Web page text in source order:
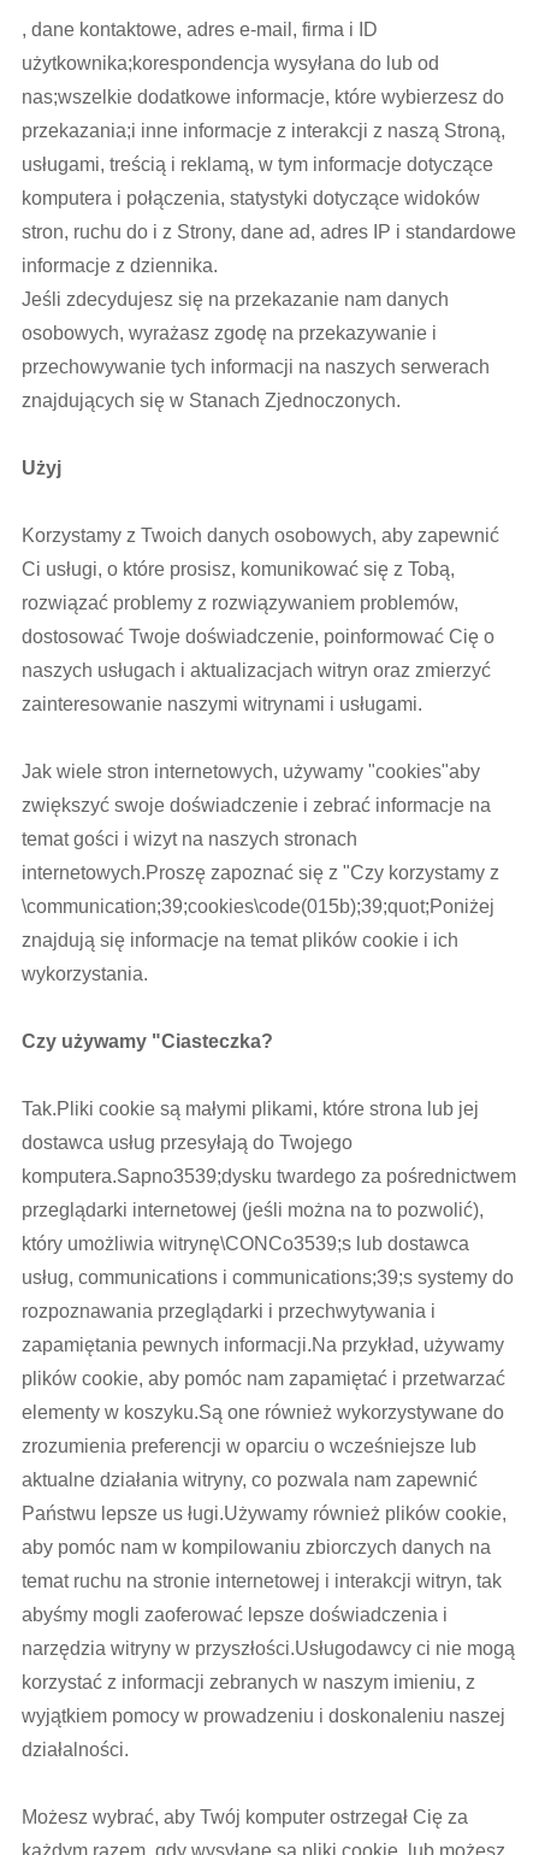
, dane kontaktowe, adres e-mail, firma i ID
użytkownika;korespondencja wysyłana do lub od
nas;wszelkie dodatkowe informacje, które wybierzesz do
przekazania;i inne informacje z interakcji z naszą Stroną,
usługami, treścią i reklamą, w tym informacje dotyczące
komputera i połączenia, statystyki dotyczące widoków
stron, ruchu do i z Strony, dane ad, adres IP i standardowe
informacje z dziennika.
Jeśli zdecydujesz się na przekazanie nam danych
osobowych, wyrażasz zgodę na przekazywanie i
przechowywanie tych informacji na naszych serwerach
znajdujących się w Stanach Zjednoczonych.
Użyj
Korzystamy z Twoich danych osobowych, aby zapewnić
Ci usługi, o które prosisz, komunikować się z Tobą,
rozwiązać problemy z rozwiązywaniem problemów,
dostosować Twoje doświadczenie, poinformować Cię o
naszych usługach i aktualizacjach witryn oraz zmierzyć
zainteresowanie naszymi witrynami i usługami.
Jak wiele stron internetowych, używamy "cookies"aby
zwiększyć swoje doświadczenie i zebrać informacje na
temat gości i wizyt na naszych stronach
internetowych.Proszę zapoznać się z "Czy korzystamy z
\communication;39;cookies\code(015b);39;quot;Poniżej
znajdują się informacje na temat plików cookie i ich
wykorzystania.
Czy używamy "Ciasteczka?
Tak.Pliki cookie są małymi plikami, które strona lub jej
dostawca usług przesyłają do Twojego
komputera.Sapno3539;dysku twardego za pośrednictwem
przeglądarki internetowej (jeśli można na to pozwolić),
który umożliwia witrynę\CONCo3539;s lub dostawca
usług, communications i communications;39;s systemy do
rozpoznawania przeglądarki i przechwytywania i
zapamiętania pewnych informacji.Na przykład, używamy
plików cookie, aby pomóc nam zapamiętać i przetwarzać
elementy w koszyku.Są one również wykorzystywane do
zrozumienia preferencji w oparciu o wcześniejsze lub
aktualne działania witryny, co pozwala nam zapewnić
Państwu lepsze us ługi.Używamy również plików cookie,
aby pomóc nam w kompilowaniu zbiorczych danych na
temat ruchu na stronie internetowej i interakcji witryn, tak
abyśmy mogli zaoferować lepsze doświadczenia i
narzędzia witryny w przyszłości.Usługodawcy ci nie mogą
korzystać z informacji zebranych w naszym imieniu, z
wyjątkiem pomocy w prowadzeniu i doskonaleniu naszej
działalności.
Możesz wybrać, aby Twój komputer ostrzegał Cię za
każdym razem, gdy wysyłane są pliki cookie, lub możesz